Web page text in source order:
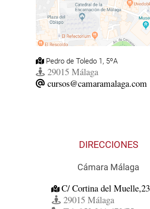
Pedro de Toledo 1, 5ºA
29015 Málaga
cursos@camaramalaga.com
DIRECCIONES
Cámara Málaga
C/ Cortina del Muelle,23
29015 Málaga